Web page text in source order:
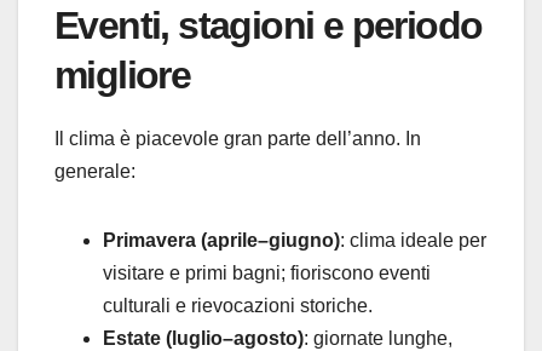
Eventi, stagioni e periodo
migliore
Il clima è piacevole gran parte dell’anno. In
generale:
Primavera (aprile–giugno): clima ideale per
visitare e primi bagni; fioriscono eventi
culturali e rievocazioni storiche.
Estate (luglio–agosto): giornate lunghe,